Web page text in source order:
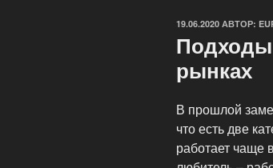
ОПУБЛИКОВАНО
19.06.2020 АВТОР:
Подходы
рынках
В прошлой
что есть две
работает чаще